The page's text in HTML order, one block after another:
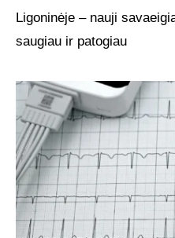
Ligoninėje – nauji
saugiau ir patogiau